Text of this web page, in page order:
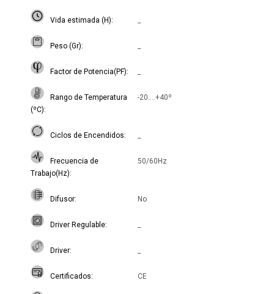
Vida estimada (H)
Peso (Gr)
Factor de Potencia(PF)
Rango de Temperatura
(ºC)
-20....+40º
Ciclos de Encendidos
Frecuencia de
Trabajo(Hz)
50/60Hz
Difusor No
Driver Regulable
Driver
Certificados CE